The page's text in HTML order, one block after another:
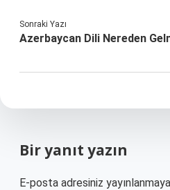
Sonraki Yazı
Azerbaycan Dili Nereden
Bir yanıt yazın
E-posta adresiniz